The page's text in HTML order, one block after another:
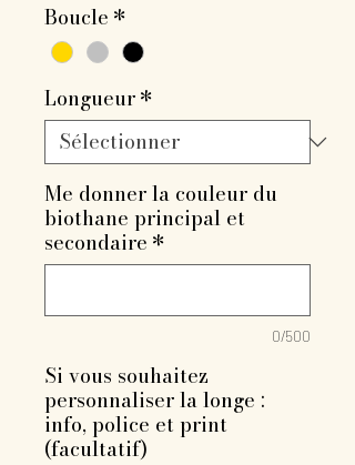
Boucle *
Longueur*
Me donner la couleur du
biothane principal et
secondaire *
0/500
Si vous souhaitez
personnaliser la longe :
info, police et print
(facultatif)